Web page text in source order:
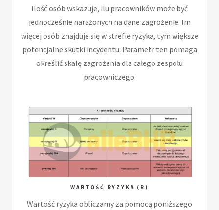
Ilość osób wskazuje, ilu pracowników może być
jednocześnie narażonych na dane zagrożenie. Im
więcej osób znajduje się w strefie ryzyka, tym większe
potencjalne skutki incydentu. Parametr ten pomaga
określić skalę zagrożenia dla całego zespołu
pracowniczego.
WARTOŚĆ RYZYKA (R)
Wartość ryzyka obliczamy za pomocą poniższego